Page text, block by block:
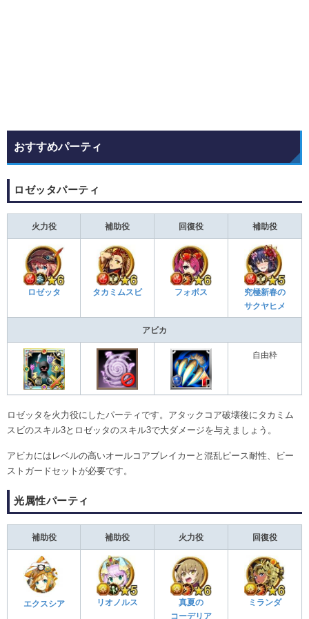
おすすめパーティ
ロゼッタパーティ
火力役 補助役 回復役 補助役
ロゼッタ タカミムスビ フォボス
究極新春の
サクヤヒメ
アビカ
自由枠
ロゼッタを火力役にしたパーティです。アタックコア破壊後にタカミム
スビのスキル3とロゼッタのスキル3で大ダメージを与えましょう。
アビカにはレベルの高いオールコアブレイカーと混乱ピース耐性、ビー
ストガードセットが必要です。
光属性パーティ
補助役 補助役 火力役 回復役
エクスシア リオノルス
真夏の
コーデリア
ミランダ